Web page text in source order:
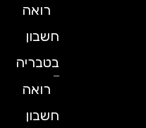
רואה
חשבון
בטבריה
רואה
חשבון